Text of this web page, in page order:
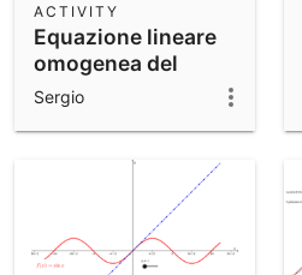
Equazione lineare
omogenea del
secondo ordine
ACTIVITY
Sergio